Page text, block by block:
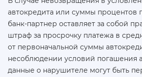
автокредита или суммы процентов
банк-партнер оставляет за собой
штраф за просрочку платежа в
от первоначальной суммы
несоблюдении условий погашения
данные о нарушителе могут быть